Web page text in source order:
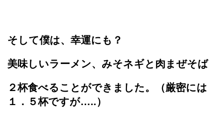
そして僕は、幸運にも？
美味しいラーメン、みそネギと肉まぜそば
２杯食べることができました。（厳密には
１．５杯ですが…..）